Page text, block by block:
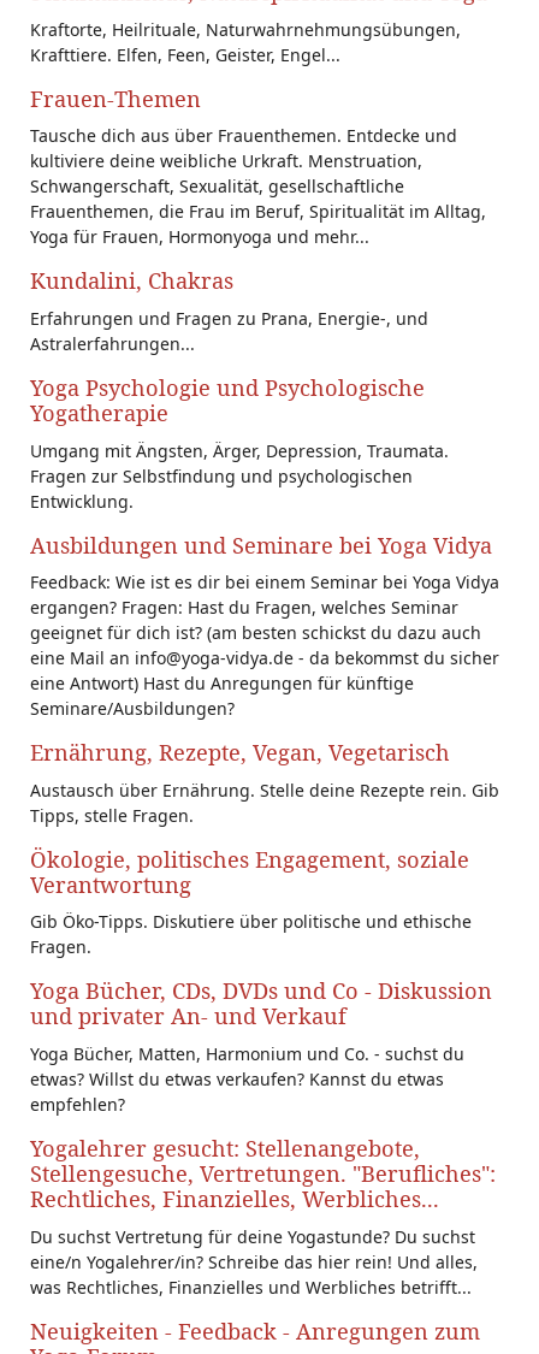
Kraftorte, Heilrituale, Naturwahrnehmungsübungen,
Krafttiere. Elfen, Feen, Geister, Engel...
Frauen-Themen
Tausche dich aus über Frauenthemen. Entdecke und
kultiviere deine weibliche Urkraft. Menstruation,
Schwangerschaft, Sexualität, gesellschaftliche
Frauenthemen, die Frau im Beruf, Spiritualität im Alltag,
Yoga für Frauen, Hormonyoga und mehr...
Kundalini, Chakras
Erfahrungen und Fragen zu Prana, Energie-, und
Astralerfahrungen...
Yoga Psychologie und Psychologische
Yogatherapie
Umgang mit Ängsten, Ärger, Depression, Traumata.
Fragen zur Selbstfindung und psychologischen
Entwicklung.
Ausbildungen und Seminare bei Yoga Vidya
Feedback: Wie ist es dir bei einem Seminar bei Yoga Vidya
ergangen? Fragen: Hast du Fragen, welches Seminar
geeignet für dich ist? (am besten schickst du dazu auch
eine Mail an info@yoga-vidya.de - da bekommst du sicher
eine Antwort) Hast du Anregungen für künftige
Seminare/Ausbildungen?
Ernährung, Rezepte, Vegan, Vegetarisch
Austausch über Ernährung. Stelle deine Rezepte rein. Gib
Tipps, stelle Fragen.
Ökologie, politisches Engagement, soziale
Verantwortung
Gib Öko-Tipps. Diskutiere über politische und ethische
Fragen.
Yoga Bücher, CDs, DVDs und Co - Diskussion
und privater An- und Verkauf
Yoga Bücher, Matten, Harmonium und Co. - suchst du
etwas? Willst du etwas verkaufen? Kannst du etwas
empfehlen?
Yogalehrer gesucht: Stellenangebote,
Stellengesuche, Vertretungen. "Berufliches":
Rechtliches, Finanzielles, Werbliches...
Du suchst Vertretung für deine Yogastunde? Du suchst
eine/n Yogalehrer/in? Schreibe das hier rein! Und alles,
was Rechtliches, Finanzielles und Werbliches betrifft...
Neuigkeiten - Feedback - Anregungen zum